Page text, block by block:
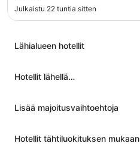
Julkaistu 22 tuntia sitten
Lähialueen hotellit
Hotellit lähellä…
Lisää majoitusvaihtoehtoja
Hotellit tähtiluokituksen mukaan